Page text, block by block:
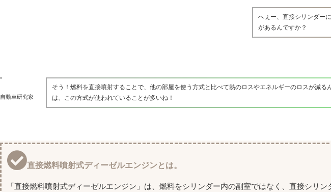
へぇー、直接シリンダー
があるんですか？
自動車研究家
そう！燃料を直接噴射することで、他の部屋を使う方式と比べて熱のロスやエネルギーのロスが減
は、この方式が使われていることが多いね！
直接燃料噴射式ディーゼルエンジンとは。
「直接燃料噴射式ディーゼルエンジン」は、燃料をシリンダー内の副室ではなく、直接シリ